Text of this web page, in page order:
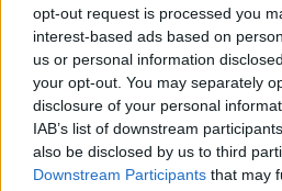
opt-out request is processed you
interest-based ads based on
us or personal information
your opt-out. You may separately
disclosure of your personal
IAB’s list of downstream
also be disclosed by us to third
Downstream Participants that may
71
SIN
3
CONSECUTIVOS
DE PAGO
25 partidos en local
22 partidos de visitante